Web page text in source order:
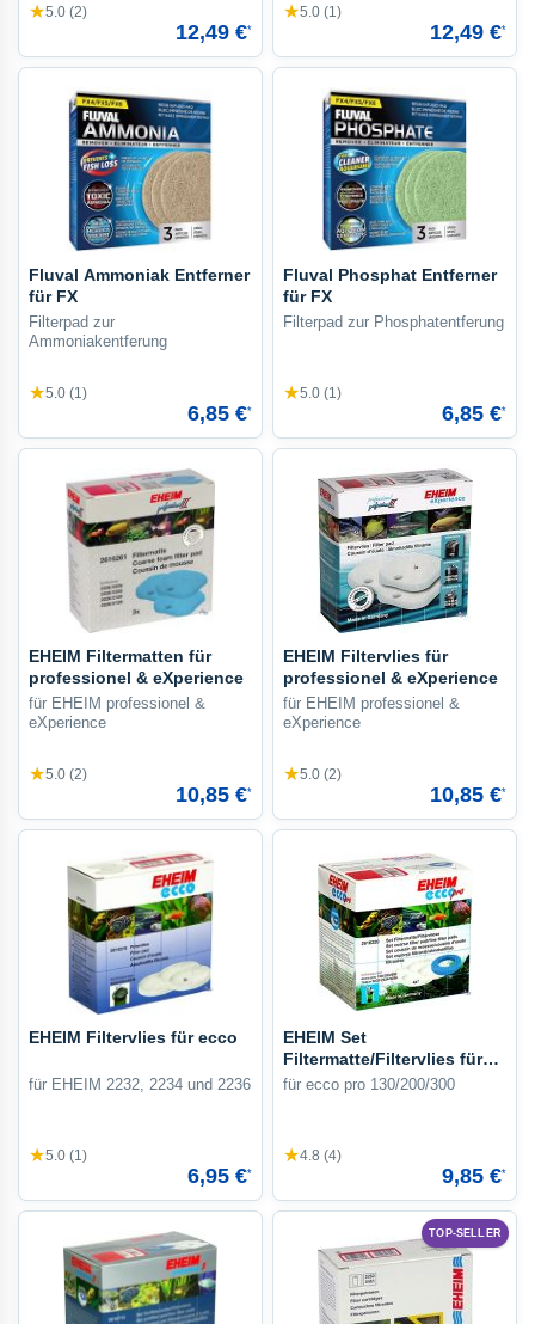
★5.0 (2)
12,49 €*
★5.0 (1)
12,49 €*
Fluval Ammoniak Entferner
für FX
Filterpad zur
Ammoniakentferung
★5.0 (1)
6,85 €*
Fluval Phosphat Entferner
für FX
Filterpad zur Phosphatentferung
★5.0 (1)
6,85 €*
EHEIM Filtermatten für
professionel & eXperience
für EHEIM professionel &
eXperience
★5.0 (2)
10,85 €*
EHEIM Filtervlies für
professionel & eXperience
für EHEIM professionel &
eXperience
★5.0 (2)
10,85 €*
EHEIM Filtervlies für ecco
für EHEIM 2232, 2234 und 2236
★5.0 (1)
6,95 €*
EHEIM Set
Filtermatte/Filtervlies für
ecco pro
für ecco pro 130/200/300
★4.8 (4)
9,85 €*
TOP-SELLER